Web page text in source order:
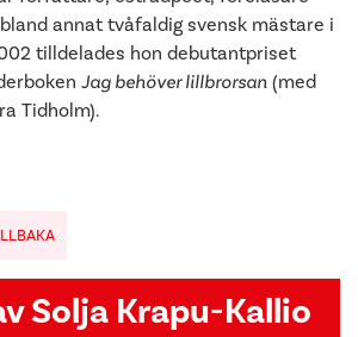
annat tvåfaldig svensk mästare i
tilldelades hon debutantpriset
Jag behöver lillbrorsan (med
Tidholm).
Solja Krapu-Kallio